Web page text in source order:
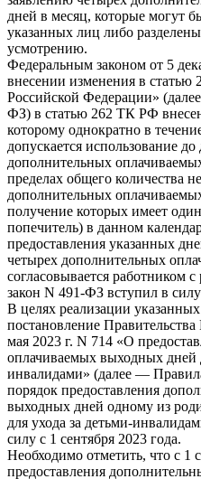
дней в месяц, которые могут
указанных лиц либо
усмотрению.
Федеральным законом от 5
внесении изменения в статью
Российской Федерации»
ФЗ) в статью 262 ТК РФ
которому однократно в
допускается использование
дополнительных
пределах общего количества
дополнительных
получение которых имеет
попечитель) в данном
предоставления указанных
четырех дополнительных
согласовывается работником
закон N 491-ФЗ вступил в
В целях реализации
постановление
мая 2023 г. N 714 «О
оплачиваемых выходных дней
инвалидами» (далее —
порядок предоставления
выходных дней одному из
для ухода за детьми-
силу с 1 сентября 2023 года.
Необходимо отметить, что с 1
предоставления